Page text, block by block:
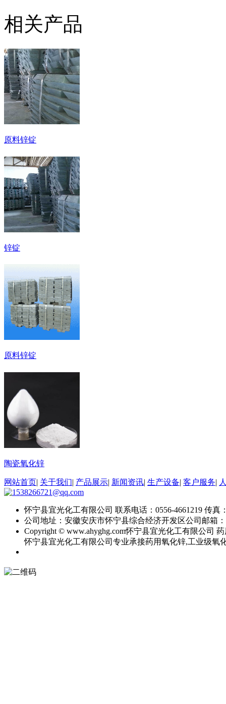
相关产品
原料锌锭
锌锭
原料锌锭
陶瓷氧化锌
网站首页| 关于我们| 产品展示| 新闻资讯| 生产设备| 客户服务|
怀宁县宜光化工有限公司 联系电话：0556-4661219 传真
公司地址：安徽安庆市怀宁县综合经济开发区公司邮箱：
Copyright © www.ahyghg.com怀宁县宜光化工有限公司 药
怀宁县宜光化工有限公司专业承接药用氧化锌,工业级氧